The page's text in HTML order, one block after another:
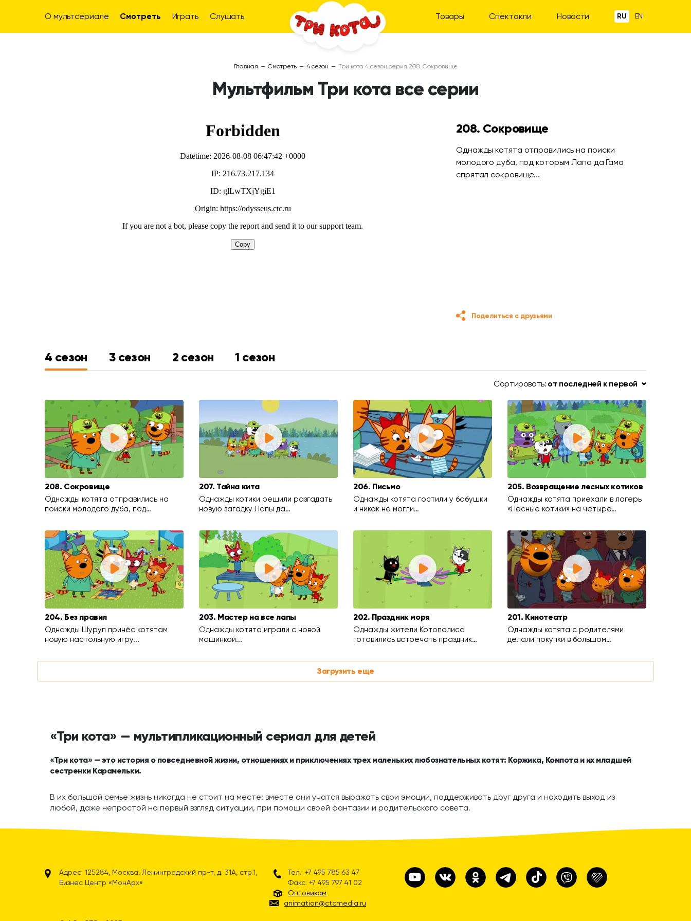
О мультсериале Смотреть Играть Слушать Товары Спектакли Новости RU EN
Главная — Смотреть — 4 сезон — Три кота 4 сезон серия 208. Сокровище
Мультфильм Три кота все серии
208. Сокровище
Однажды котята отправились на поиски
молодого дуба, под которым Лапа да Гама
спрятал сокровище...
Поделиться с друзьями
4 сезон 3 сезон 2 сезон 1 сезон
Сортировать: от последней к первой
208. Сокровище
Однажды котята отправились на
поиски молодого дуба, под…
207. Тайна кита
Однажды котики решили разгадать
новую загадку Лапы да…
206. Письмо
Однажды котята гостили у бабушки
и никак не могли…
205. Возвращение лесных котиков
Однажды котята приехали в лагерь
«Лесные котики» на четыре…
204. Без правил
Однажды Шуруп принёс котятам
новую настольную игру...
203. Мастер на все лапы
Однажды котята играли с новой
машинкой...
202. Праздник моря
Однажды жители Котополиса
готовились встречать праздник…
201. Кинотеатр
Однажды котята с родителями
делали покупки в большом…
Загрузить еще
«Три кота» — мультипликационный сериал для детей
«Три кота» — это история о повседневной жизни, отношениях и приключениях трех маленьких любознательных котят: Коржика, Компота и их младшей
сестренки Карамельки.
В их большой семье жизнь никогда не стоит на месте: вместе они учатся выражать свои эмоции, поддерживать друг друга и находить выход из
любой, даже непростой на первый взгляд ситуации, при помощи своей фантазии и родительского совета.
Адрес: 125284, Москва, Ленинградский пр-т, д. 31А, стр.1,
Бизнес Центр «МонАрх»
Тел.: +7 495 785 63 47
Факс: +7 495 797 41 02
Оптовикам
animation@ctcmedia.ru